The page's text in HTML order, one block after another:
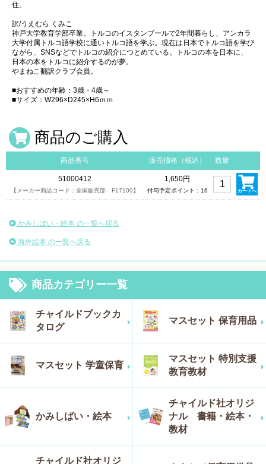
住。
訳/うえむら くみこ
神戸大学教育学部卒業。トルコのイスタンブールで2年間暮らし、アンカラ
大学付属トルコ語学校に通いトルコ語を学ぶ。現在は日本でトルコ語を学び
ながら、SNSなどでトルコの紹介につとめている。トルコの本を日本に、
日本の本をトルコに紹介するのが夢。
やまねこ翻訳クラブ会員。
■おすすめの年齢：3歳・4歳～
■サイズ：W296×D245×H6ｍｍ
商品のご購入
商品番号 販売価格（税込） 数量
51000412
【メーカー商品コード：全国販売部 F17100】
1,650円
付与予定ポイント：16 カートへ
かみしばい・絵本 の一覧へ戻る
海外絵本 の一覧へ戻る
商品カテゴリー一覧
チャイルドブックカ
タログ
マスセット 保育用品
マスセット 学童保育
マスセット 特別支援
教育教材
かみしばい・絵本
チャイルド社オリジ
ナル 書籍・絵本・
教材
チャイルド社オリジ